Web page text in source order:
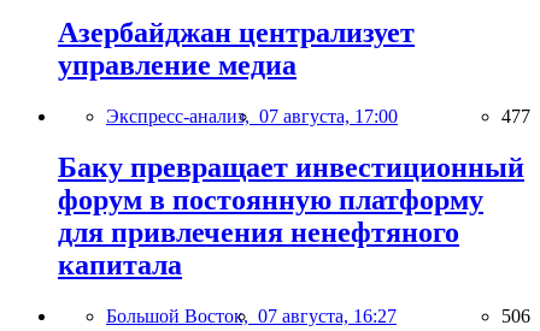
Азербайджан централизует
управление медиа
Экспресс-анализ, 07 августа, 17:00 477
Баку превращает инвестиционный
форум в постоянную платформу
для привлечения ненефтяного
капитала
Большой Восток, 07 августа, 16:27 506